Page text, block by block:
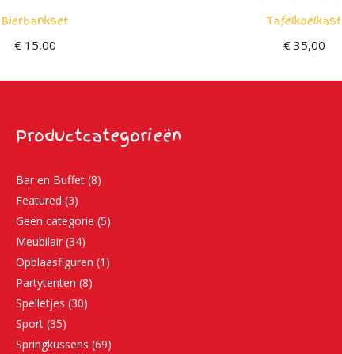
Bierbankset
€15,00
Tafelkoelkast
€35,00
Productcategorieën
Bar en Buffet (8)
Featured (3)
Geen categorie (5)
Meubilair (34)
Opblaasfiguren (1)
Partytenten (8)
Spelletjes (30)
Sport (35)
Springkussens (69)